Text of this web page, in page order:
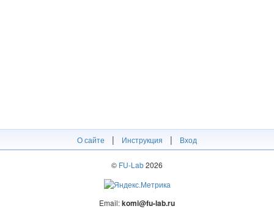
О сайте | Инструкция | Вход
© FU-Lab2026
Email:komi@fu-lab.ru